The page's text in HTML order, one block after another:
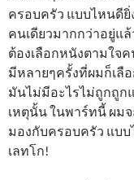
ครอบครัว แบบไหนดียิ่
คนเดียวมากกว่าอยู่แ
ต้องเลือกหนังตามใจ
มีหลายๆครั้งที่ผมก็เลื
มันไม่มีอะไรไม่ถูกถูก
เหตุนั้น ในพาร์ทนี้ ผม
มองกับครอบครัว แบ
เลทโก!